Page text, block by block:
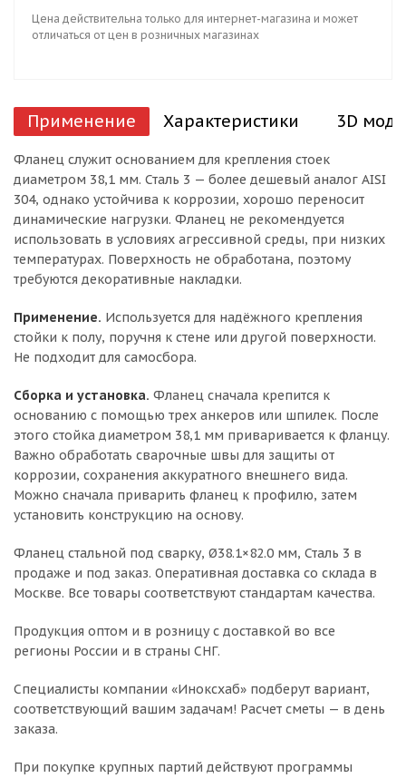
Цена действительна только для интернет-магазина и может
отличаться от цен в розничных магазинах
Применение Характеристики 3D
Фланец служит основанием для крепления стоек
диаметром 38,1 мм. Сталь 3 — более дешевый аналог AISI
304, однако устойчива к коррозии, хорошо переносит
динамические нагрузки. Фланец не рекомендуется
использовать в условиях агрессивной среды, при низких
температурах. Поверхность не обработана, поэтому
требуются декоративные накладки.
Применение. Используется для надёжного крепления
стойки к полу, поручня к стене или другой поверхности.
Не подходит для самосбора.
Сборка и установка. Фланец сначала крепится к
основанию с помощью трех анкеров или шпилек. После
этого стойка диаметром 38,1 мм приваривается к фланцу.
Важно обработать сварочные швы для защиты от
коррозии, сохранения аккуратного внешнего вида.
Можно сначала приварить фланец к профилю, затем
установить конструкцию на основу.
Фланец стальной под сварку, Ø38.1×82.0 мм, Сталь 3 в
продаже и под заказ. Оперативная доставка со склада в
Москве. Все товары соответствуют стандартам качества.
Продукция оптом и в розницу с доставкой во все
регионы России и в страны СНГ.
Специалисты компании «Иноксхаб» подберут вариант,
соответствующий вашим задачам! Расчет сметы — в день
заказа.
При покупке крупных партий действуют программы